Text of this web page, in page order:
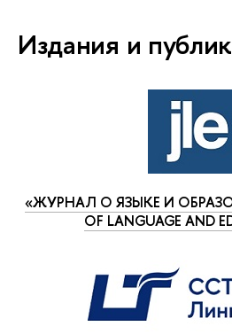
Издания и
«ЖУРНАЛ О ЯЗЫКЕ И
OF LANGUAGE AND